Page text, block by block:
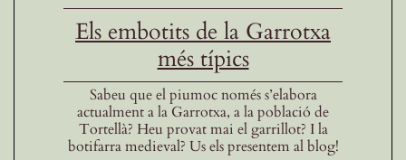
Els embotits de la Garrotxa
més típics
Sabeu que el piumoc només s’elabora
actualment a la Garrotxa, a la població de
Tortellà? Heu provat mai el garrillot? I la
botifarra medieval? Us els presentem al blog!